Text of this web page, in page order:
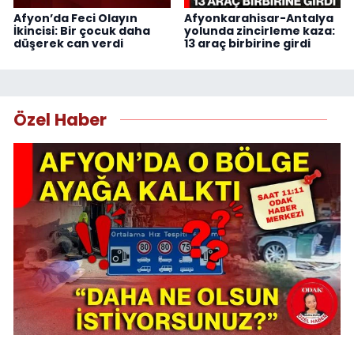
Afyon’da Feci Olayın
İkincisi: Bir çocuk daha
düşerek can verdi
Afyonkarahisar-Antalya
yolunda zincirleme kaza:
13 araç birbirine girdi
Özel Haber